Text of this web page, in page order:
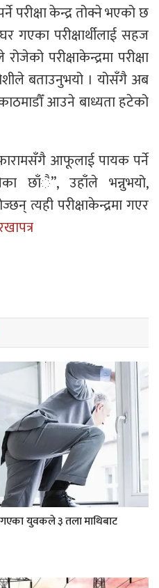
परीक्षा केन्द्र तोक्ने भएको छ
गएका परीक्षार्थीलाई सहज
परीक्षाकेन्द्रमा परीक्षा
बताउनुभयो । योसँगै अब
काठमाडौँ आउने बाध्यता हटेको
फारामसँगै आफूलाई पायक पर्ने
छाँै”, उहाँले भन्नुभयो,
त्यही परीक्षाकेन्द्रमा गएर
युवकले ३ तला माथिबाट